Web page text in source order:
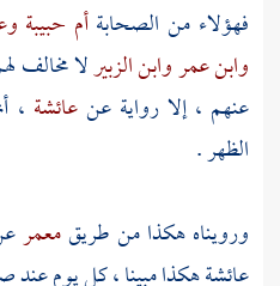
فهؤلاء من الصحابةأم حبيبة
وابن عمروابن الزبيرلا مخالف
عنهم ، إلا رواية عنعائشة ،
الظهر .
ورويناه هكذا من طريقمعمر
عائشةهكذا مبينا ، كل يوم عند